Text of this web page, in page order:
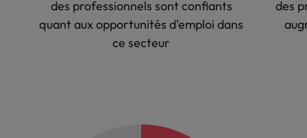
des professionnels sont confiants
quant aux opportunités d'emploi dans
ce secteur
des